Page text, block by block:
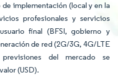
implementación (local y en la
profesionales y servicios
final (BFSI, gobierno y
de red (2G/3G, 4G/LTE
del mercado se
(USD).